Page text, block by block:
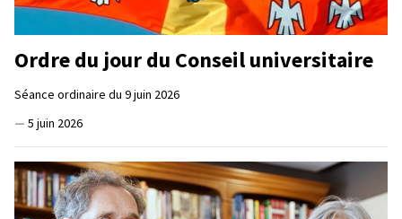
Ordre du jour du Conseil universitaire
Séance ordinaire du 9 juin 2026
— 5 juin 2026